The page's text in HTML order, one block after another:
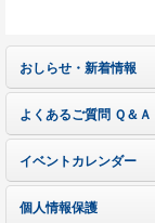
おしらせ・新着情報
よくあるご質問 Ｑ＆Ａ
イベントカレンダー
個人情報保護